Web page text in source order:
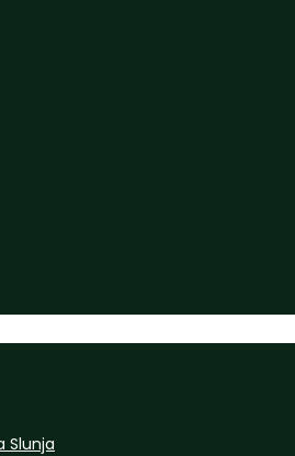
Slunja